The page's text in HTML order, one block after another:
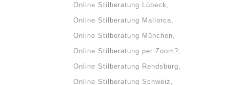
Online Stilberatung Lübeck
Online Stilberatung Mallorca
Online Stilberatung München
Online Stilberatung per Zoom?
Online Stilberatung Rendsburg
Online Stilberatung Schweiz